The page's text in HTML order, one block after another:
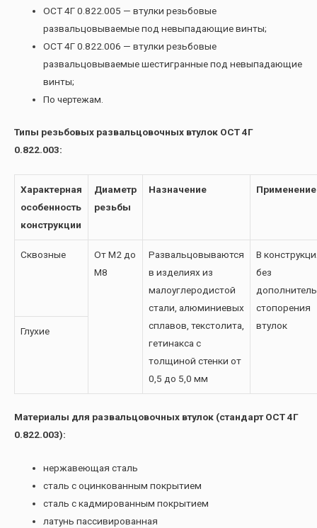
ОСТ 4Г 0.822.005 — втулки резьбовые
развальцовываемые под невыпадающие винты;
ОСТ 4Г 0.822.006 — втулки резьбовые
развальцовываемые шестигранные под невыпадающие
винты;
По чертежам.
Типы резьбовых развальцовочных втулок ОСТ 4Г
0.822.003:
Характерная
особенность
конструкции
Диаметр
резьбы
Назначение Применение
Сквозные
От М2 до
М8
Развальцовываются
в изделиях из
малоуглеродистой
стали, алюминиевых
сплавов, текстолита,
гетинакса с
толщиной стенки от
0,5 до 5,0 мм
В
без
стопорения
втулок
Глухие
Материалы для развальцовочных втулок (стандарт ОСТ 4Г
0.822.003):
нержавеющая сталь
сталь с оцинкованным покрытием
сталь с кадмированным покрытием
латунь пассивированная